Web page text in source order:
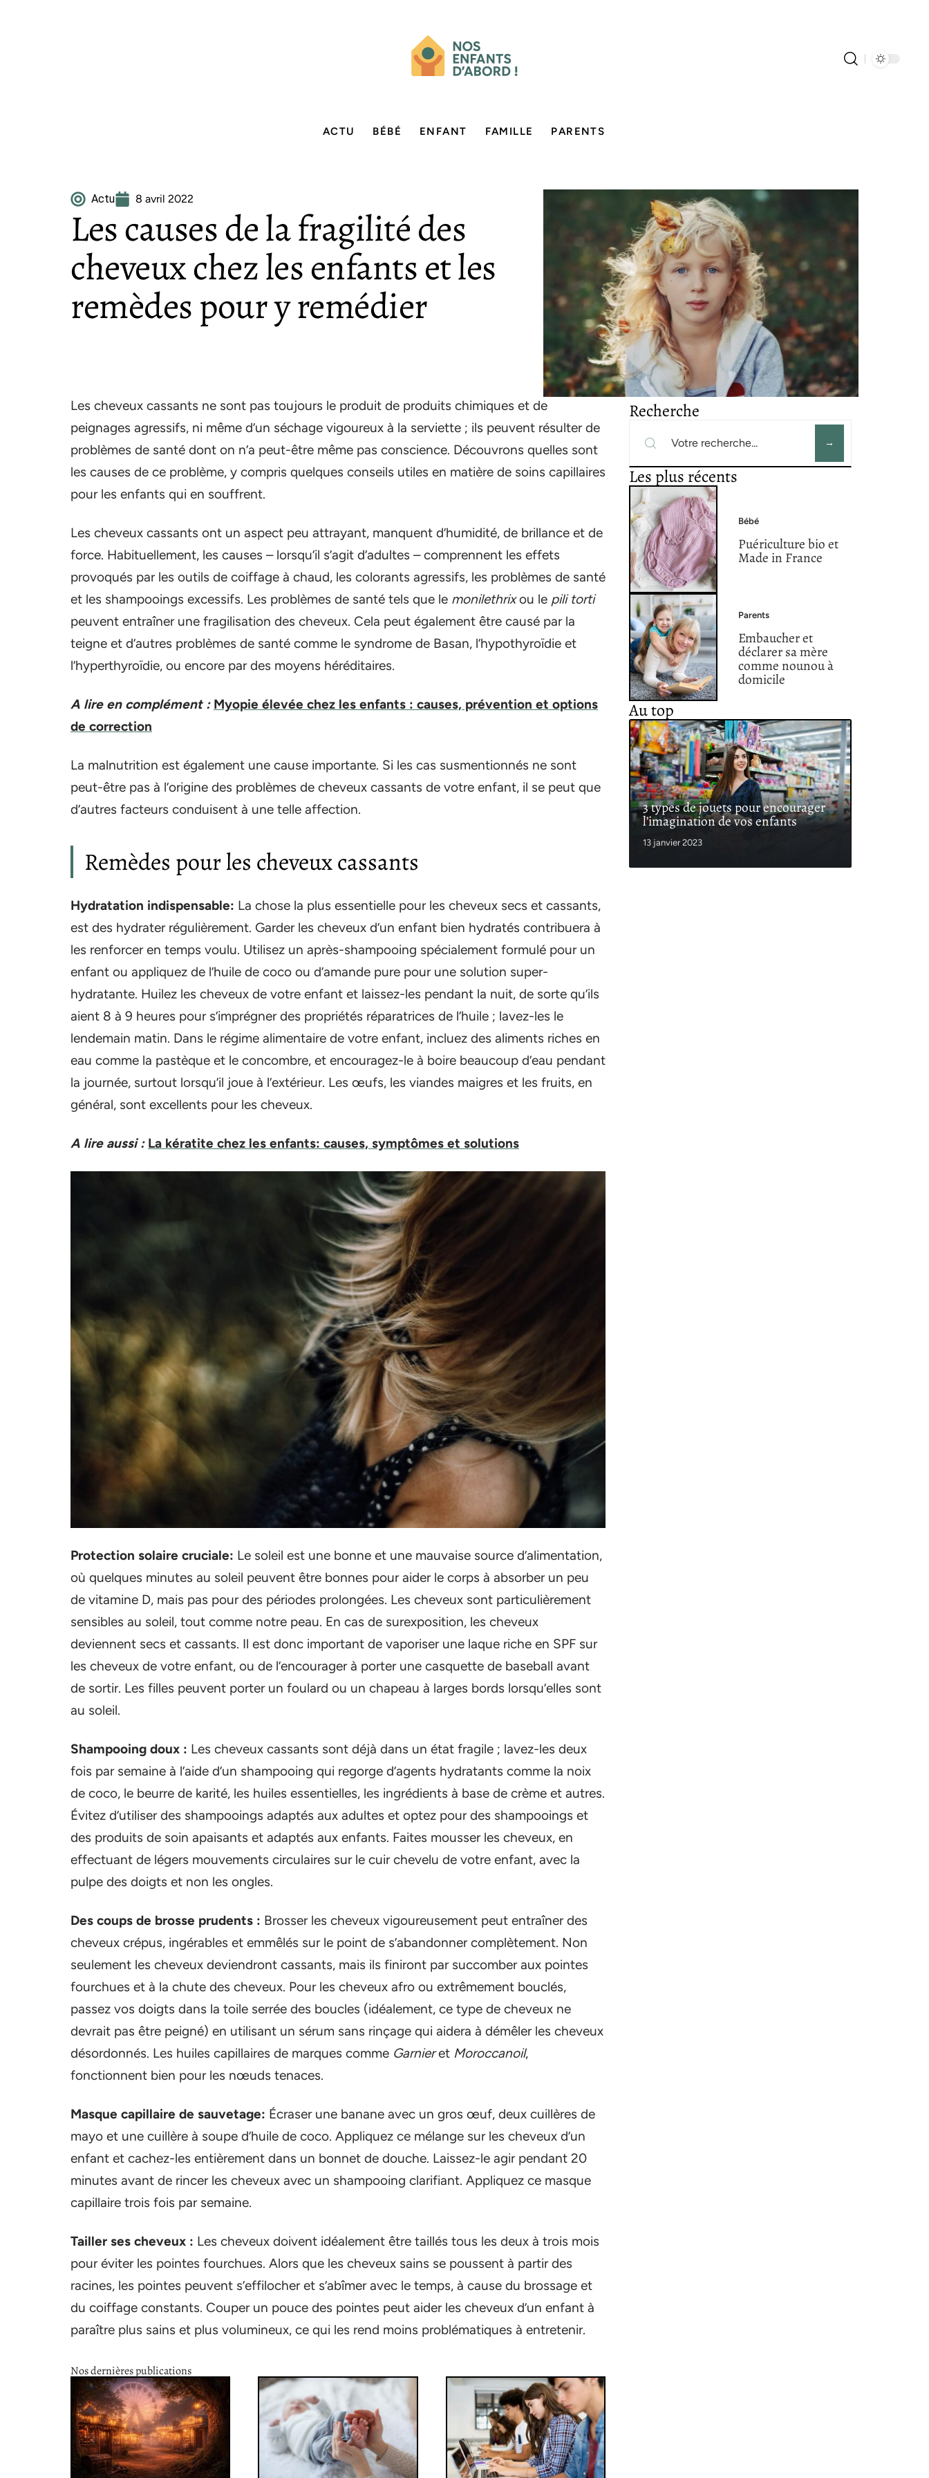
ACTU BÉBÉ ENFANT FAMILLE PARENTS
Actu 8 avril 2022
Les causes de la fragilité des
cheveux chez les enfants et les
remèdes pour y remédier
Les cheveux cassants ne sont pas toujours le produit de produits chimiques et de
peignages agressifs, ni même d’un séchage vigoureux à la serviette ; ils peuvent résulter de
problèmes de santé dont on n’a peut-être même pas conscience. Découvrons quelles sont
les causes de ce problème, y compris quelques conseils utiles en matière de soins capillaires
pour les enfants qui en souffrent.
Les cheveux cassants ont un aspect peu attrayant, manquent d’humidité, de brillance et de
force. Habituellement, les causes – lorsqu’il s’agit d’adultes – comprennent les effets
provoqués par les outils de coiffage à chaud, les colorants agressifs, les problèmes de santé
et les shampooings excessifs. Les problèmes de santé tels que le monilethrixou le pili torti
peuvent entraîner une fragilisation des cheveux. Cela peut également être causé par la
teigne et d’autres problèmes de santé comme le syndrome de Basan, l’hypothyroïdie et
l’hyperthyroïdie, ou encore par des moyens héréditaires.
A lire en complément : Myopie élevée chez les enfants : causes, prévention et options
de correction
La malnutrition est également une cause importante. Si les cas susmentionnés ne sont
peut-être pas à l’origine des problèmes de cheveux cassants de votre enfant, il se peut que
d’autres facteurs conduisent à une telle affection.
Remèdes pour les cheveux cassants
Hydratation indispensable: La chose la plus essentielle pour les cheveux secs et cassants,
est des hydrater régulièrement. Garder les cheveux d’un enfant bien hydratés contribuera à
les renforcer en temps voulu. Utilisez un après-shampooing spécialement formulé pour un
enfant ou appliquez de l’huile de coco ou d’amande pure pour une solution super-
hydratante. Huilez les cheveux de votre enfant et laissez-les pendant la nuit, de sorte qu’ils
aient 8 à 9 heures pour s’imprégner des propriétés réparatrices de l’huile ; lavez-les le
lendemain matin. Dans le régime alimentaire de votre enfant, incluez des aliments riches en
eau comme la pastèque et le concombre, et encouragez-le à boire beaucoup d’eau pendant
la journée, surtout lorsqu’il joue à l’extérieur. Les œufs, les viandes maigres et les fruits, en
général, sont excellents pour les cheveux.
A lire aussi : La kératite chez les enfants: causes, symptômes et solutions
Protection solaire cruciale: Le soleil est une bonne et une mauvaise source d’alimentation,
où quelques minutes au soleil peuvent être bonnes pour aider le corps à absorber un peu
de vitamine D, mais pas pour des périodes prolongées. Les cheveux sont particulièrement
sensibles au soleil, tout comme notre peau. En cas de surexposition, les cheveux
deviennent secs et cassants. Il est donc important de vaporiser une laque riche en SPF sur
les cheveux de votre enfant, ou de l’encourager à porter une casquette de baseball avant
de sortir. Les filles peuvent porter un foulard ou un chapeau à larges bords lorsqu’elles sont
au soleil.
Shampooing doux : Les cheveux cassants sont déjà dans un état fragile ; lavez-les deux
fois par semaine à l’aide d’un shampooing qui regorge d’agents hydratants comme la noix
de coco, le beurre de karité, les huiles essentielles, les ingrédients à base de crème et autres.
Évitez d’utiliser des shampooings adaptés aux adultes et optez pour des shampooings et
des produits de soin apaisants et adaptés aux enfants. Faites mousser les cheveux, en
effectuant de légers mouvements circulaires sur le cuir chevelu de votre enfant, avec la
pulpe des doigts et non les ongles.
Des coups de brosse prudents : Brosser les cheveux vigoureusement peut entraîner des
cheveux crépus, ingérables et emmêlés sur le point de s’abandonner complètement. Non
seulement les cheveux deviendront cassants, mais ils finiront par succomber aux pointes
fourchues et à la chute des cheveux. Pour les cheveux afro ou extrêmement bouclés,
passez vos doigts dans la toile serrée des boucles (idéalement, ce type de cheveux ne
devrait pas être peigné) en utilisant un sérum sans rinçage qui aidera à démêler les cheveux
désordonnés. Les huiles capillaires de marques comme Garnieret Moroccanoil,
fonctionnent bien pour les nœuds tenaces.
Masque capillaire de sauvetage: Écraser une banane avec un gros œuf, deux cuillères de
mayo et une cuillère à soupe d’huile de coco. Appliquez ce mélange sur les cheveux d’un
enfant et cachez-les entièrement dans un bonnet de douche. Laissez-le agir pendant 20
minutes avant de rincer les cheveux avec un shampooing clarifiant. Appliquez ce masque
capillaire trois fois par semaine.
Tailler ses cheveux : Les cheveux doivent idéalement être taillés tous les deux à trois mois
pour éviter les pointes fourchues. Alors que les cheveux sains se poussent à partir des
racines, les pointes peuvent s’effilocher et s’abîmer avec le temps, à cause du brossage et
du coiffage constants. Couper un pouce des pointes peut aider les cheveux d’un enfant à
paraître plus sains et plus volumineux, ce qui les rend moins problématiques à entretenir.
Nos dernières publications
Recherche
Les plus récents
Bébé
Puériculture bio et
Made in France
Parents
Embaucher et
déclarer sa mère
comme nounou à
domicile
Au top
3 types de jouets pour encourager
l’imagination de vos enfants
13 janvier 2023